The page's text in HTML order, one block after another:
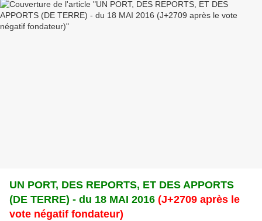
UN PORT, DES REPORTS, ET DES APPORTS
(DE TERRE) - du 18 MAI 2016 (J+2709 après le
vote négatif fondateur)